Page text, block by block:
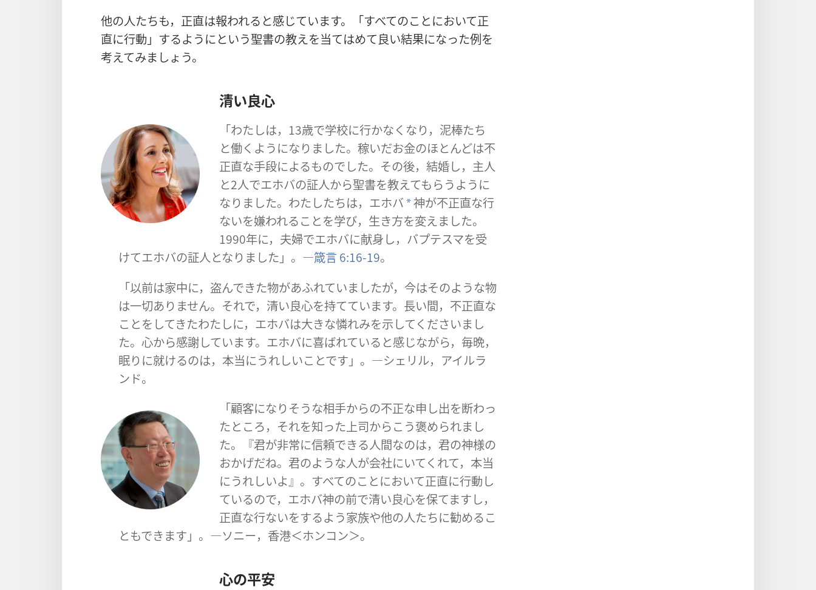
他の人たちも，正直は報われると感じています。「すべてのことにおいて正
直に行動」するようにという聖書の教えを当てはめて良い結果になった例を
考えてみましょう。
清い良心
「わたしは，13歳で学校に行かなくなり，泥棒たち
と働くようになりました。稼いだお金のほとんどは不
正直な手段によるものでした。その後，結婚し，主人
と2人でエホバの証人から聖書を教えてもらうように
なりました。わたしたちは，エホバa神が不正直な行
ないを嫌われることを学び，生き方を変えました。
1990年に，夫婦でエホバに献身し，バプテスマを受
けてエホバの証人となりました」。―箴言 6:16-19。
「以前は家中に，盗んできた物があふれていましたが，今はそのような物
は一切ありません。それで，清い良心を持てています。長い間，不正直な
ことをしてきたわたしに，エホバは大きな憐れみを示してくださいまし
た。心から感謝しています。エホバに喜ばれていると感じながら，毎晩，
眠りに就けるのは，本当にうれしいことです」。―シェリル，アイルラ
ンド。
「顧客になりそうな相手からの不正な申し出を断わっ
たところ，それを知った上司からこう褒められまし
た。『君が非常に信頼できる人間なのは，君の神様の
おかげだね。君のような人が会社にいてくれて，本当
にうれしいよ』。すべてのことにおいて正直に行動し
ているので，エホバ神の前で清い良心を保てますし，
正直な行ないをするよう家族や他の人たちに勧めるこ
ともできます」。―ソニー，香港＜ホンコン＞。
心の平安